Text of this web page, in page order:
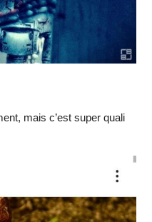
mais c’est super quali